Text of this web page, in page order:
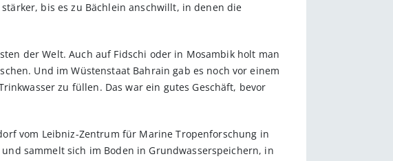
bis es zu Bächlein anschwillt, in denen die
der Welt. Auch auf Fidschi oder in Mosambik holt man
Und im Wüstenstaat Bahrain gab es noch vor einem
zu füllen. Das war ein gutes Geschäft, bevor
vom Leibniz-Zentrum für Marine Tropenforschung in
sammelt sich im Boden in Grundwasserspeichern, in